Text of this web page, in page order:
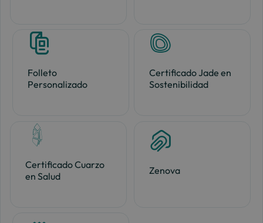
Folleto
Personalizado
Certificado Jade en
Sostenibilidad
Certificado Cuarzo
en Salud
Zenova